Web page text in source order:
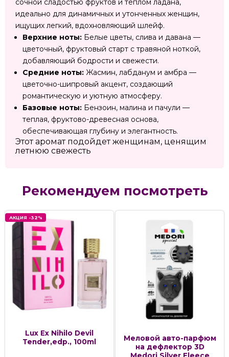
сочной сладостью фруктов и теплом ладана,
идеально для динамичных и утонченных женщин,
ищущих легкий, вдохновляющий шлейф.
Верхние ноты: Белые цветы, слива и давана —
цветочный, фруктовый старт с травяной ноткой,
добавляющий бодрости и свежести.
Средние ноты: Жасмин, лабданум и амбра —
цветочно-шипровый акцент, создающий
романтическую и уютную атмосферу.
Базовые ноты: Бензоин, малина и пачули —
теплая, фруктово-древесная основа,
обеспечивающая глубину и элегантность.
Этот аромат подойдет женщинам, ценящим
летнюю свежесть
Рекомендуем посмотреть
АКЦИЯ -32%
Lux Ex Nihilo Devil
Tender,edp., 100ml
Меловой авто-парфюм
на дефлектор 3D
Medori Silver Fleece